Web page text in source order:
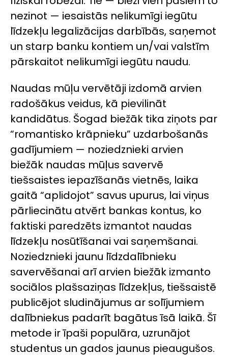
nezinot — iesaistās nelikumīgi iegūtu
līdzekļu legalizācijas darbībās, saņemot
un starp banku kontiem un/vai valstīm
pārskaitot nelikumīgi iegūtu naudu.
Naudas mūļu vervētāji izdomā arvien
radošākus veidus, kā pievilināt
kandidātus. Šogad biežāk tika ziņots par
“romantisko krāpnieku” uzdarbošanās
gadījumiem — noziedznieki arvien
biežāk naudas mūļus savervē
tiešsaistes iepazīšanās vietnēs, laika
gaitā “aplidojot” savus upurus, lai viņus
pārliecinātu atvērt bankas kontus, ko
faktiski paredzēts izmantot naudas
līdzekļu nosūtīšanai vai saņemšanai.
Noziedznieki jaunu līdzdalībnieku
savervēšanai arī arvien biežāk izmanto
sociālos plašsaziņas līdzekļus, tiešsaistē
publicējot sludinājumus ar solījumiem
dalībniekus padarīt bagātus īsā laikā. Šī
metode ir īpaši populāra, uzrunājot
studentus un gados jaunus pieaugušos.